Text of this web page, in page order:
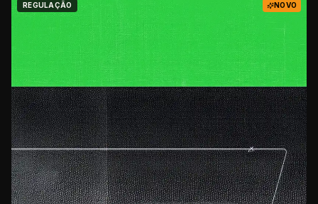
REGULAÇÃO NOVO